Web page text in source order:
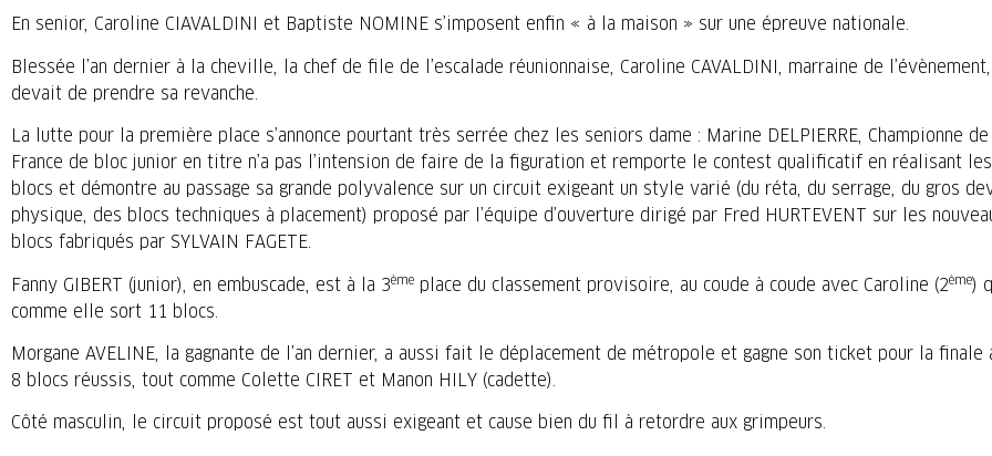
En senior, Caroline CIAVALDINI et Baptiste NOMINE s’imposent enfin « à la maison » sur une épreuve nationale.
Blessée l’an dernier à la cheville, la chef de file de l’escalade réunionnaise, Caroline CAVALDINI, marraine de
devait de prendre sa revanche.
La lutte pour la première place s’annonce pourtant très serrée chez les seniors dame : Marine DELPIERRE, Championne de
France de bloc junior en titre n’a pas l’intension de faire de la figuration et remporte le contest qualificatif en réalisant
blocs et démontre au passage sa grande polyvalence sur un circuit exigeant un style varié (du réta, du serrage, du gros
physique, des blocs techniques à placement) proposé par l’équipe d’ouverture dirigé par Fred HURTEVENT sur les
blocs fabriqués par SYLVAIN FAGETE.
Fanny GIBERT (junior), en embuscade, est à la 3ème place du classement provisoire, au coude à coude avec Caroline (2ème)
comme elle sort 11 blocs.
Morgane AVELINE, la gagnante de l’an dernier, a aussi fait le déplacement de métropole et gagne son ticket pour la finale
8 blocs réussis, tout comme Colette CIRET et Manon HILY (cadette).
Côté masculin, le circuit proposé est tout aussi exigeant et cause bien du fil à retordre aux grimpeurs.